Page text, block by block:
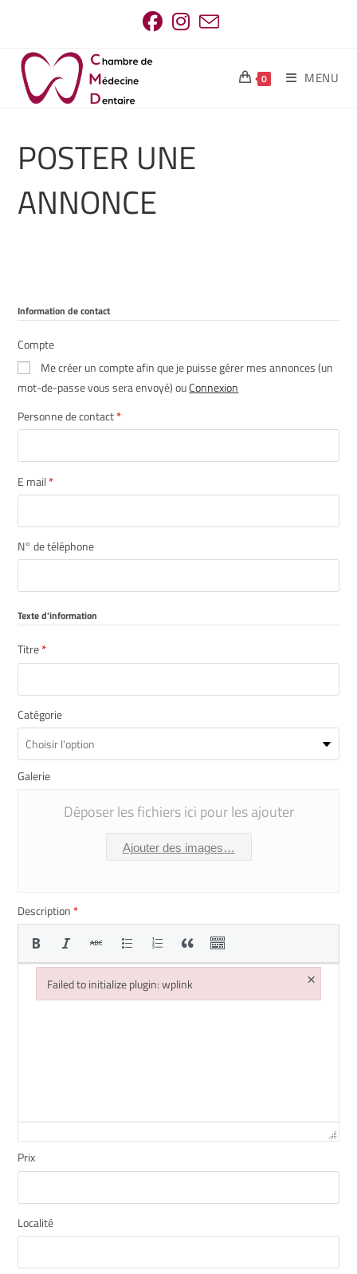
0 MENU
POSTER UNE
ANNONCE
Information de contact
Compte
Me créer un compte afin que je puisse gérer mes annonces (un
mot-de-passe vous sera envoyé) ouConnexion
Personne de contact*
E mail*
N° de téléphone
Texte d'information
Titre*
Catégorie
Galerie
Déposer les fichiers ici pour les ajouter
Ajouter des images…
Description*
Prix
Localité
Failed to initialize plugin: wplink ×
Failed to initialize plugin: wplink